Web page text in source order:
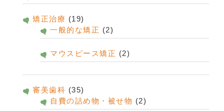
矯正治療 (19)
一般的な矯正 (2)
マウスピース矯正 (2)
審美歯科 (35)
自費の詰め物・被せ物 (2)